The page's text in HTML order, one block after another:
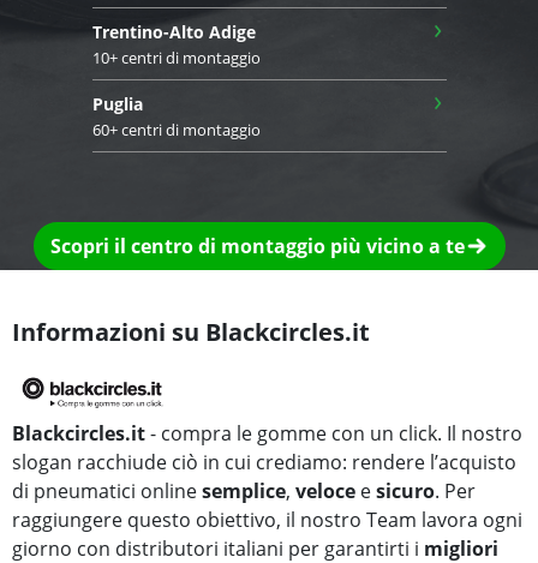
Trentino-Alto Adige
10+ centri di montaggio
›
Puglia
60+ centri di montaggio
›
Scopri il centro di montaggio più vicino a te
Informazioni su Blackcircles.it
Blackcircles.it- compra le gomme con un click. Il nostro
slogan racchiude ciò in cui crediamo: rendere l’acquisto
di pneumatici onlinesemplice, veloce esicuro. Per
raggiungere questo obiettivo, il nostro Team lavora ogni
giorno con distributori italiani per garantirti i migliori